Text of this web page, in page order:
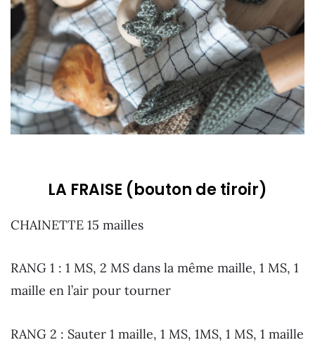
LA FRAISE (bouton de tiroir)
CHAINETTE 15 mailles
RANG 1 : 1 MS, 2 MS dans la même maille, 1 MS, 1
maille en l’air pour tourner
RANG 2 : Sauter 1 maille, 1 MS, 1MS, 1 MS, 1 maille